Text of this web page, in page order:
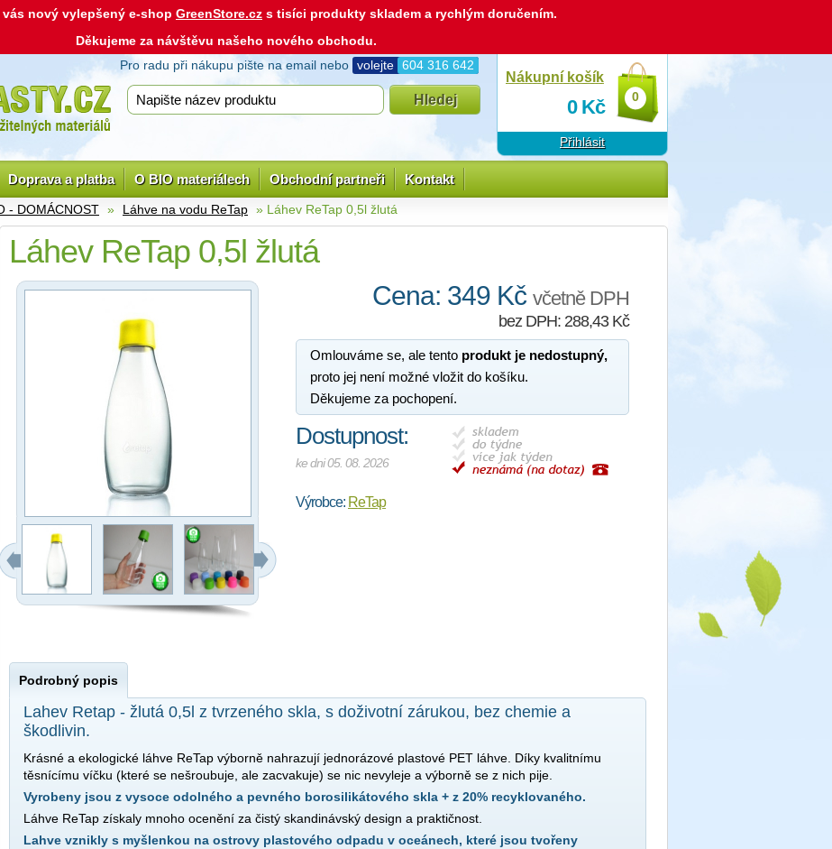
nový vylepšený e-shop GreenStore.cz s tisíci produkty skladem a rychlým doručením.
Děkujeme za návštěvu našeho nového obchodu.
Pro radu při nákupu pište na email nebo volejte 604 316 642
Nákupní košík
0
0Kč
Přihlásit
Doprava a platba O BIO materiálech Obchodní partneři Kontakt
- DOMÁCNOST » Láhve na vodu ReTap » Láhev ReTap 0,5l žlutá
Láhev ReTap 0,5l žlutá
Cena: 349 Kč včetně DPH
bez DPH: 288,43 Kč
Omlouváme se, ale tento produkt je nedostupný,
proto jej není možné vložit do košíku.
Děkujeme za pochopení.
Dostupnost:
ke dni 05. 08. 2026
Výrobce: ReTap
Podrobný popis
Lahev Retap - žlutá 0,5l z tvrzeného skla, s doživotní zárukou, bez chemie a
škodlivin.
Krásné a ekologické láhve ReTap výborně nahrazují jednorázové plastové PET láhve. Díky kvalitnímu
těsnícímu víčku (které se nešroubuje, ale zacvakuje) se nic nevyleje a výborně se z nich pije.
Vyrobeny jsou z vysoce odolného a pevného borosilikátového skla + z 20% recyklovaného.
Láhve ReTap získaly mnoho ocenění za čistý skandinávský design a praktičnost.
Lahve vznikly s myšlenkou na ostrovy plastového odpadu v oceánech, které jsou tvořeny